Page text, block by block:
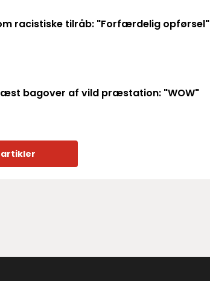
racistiske tilråb: "Forfærdelig opførsel"
bagover af vild præstation: "WOW"
artikler